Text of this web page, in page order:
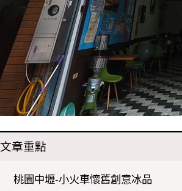
文章重點
桃園中壢-小火車懷舊創意冰品